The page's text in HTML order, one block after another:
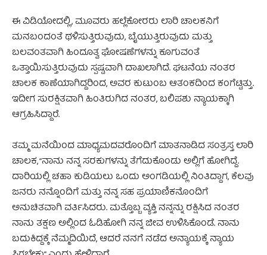
ಈ ವಿಡಿಯೋದಲ್ಲಿ, ಮೂವರು ಹಲ್ಲೆಕೋರರು ಲಾರಿ ಚಾಲಕನಿಗೆ
ಮನಬಂದಂತೆ ಥಳಿಸುತ್ತಿರುವುದು, ಬೈಯುತ್ತಿರುವುದು ಮತ್ತು
ಬಲವಂತವಾಗಿ ಹಿಂದೂತ್ವ ಘೋಷಣೆಗಳನ್ನು ಕೂಗುವಂತೆ
ಒತ್ತಾಯಿಸುತ್ತಿರುವುದು ಸ್ಪಷ್ಟವಾಗಿ ದಾಖಲಾಗಿದೆ. ಘಟನೆಯ ನಂತರ
ಚಾಲಕ ಕಾಣೆಯಾಗಿದ್ದರಿಂದ, ಅವರ ಕುಟುಂಬ ಆತಂಕದಿಂದ ಕಂಗೆಟ್ಟಿತ್ತು.
ಇದೀಗ ಸುರಕ್ಷಿತವಾಗಿ ಹಿಂತಿರುಗಿದ ನಂತರ, ಬಲಿಪಶು ನ್ಯಾಯಕ್ಕಾಗಿ
ಆಗ್ರಹಿಸಿದ್ದಾರೆ.
ತಮ್ಮ ಮನೆಯಿಂದ ಮಾಧ್ಯಮದವರೊಂದಿಗೆ ಮಾತನಾಡಿದ ಸಂತ್ರಸ್ತ ಲಾರಿ
ಚಾಲಕ, “ನಾನು ನನ್ನ ಸರಕುಗಳನ್ನು ತೆಗೆದುಕೊಂಡು ಅಲ್ಲಿಗೆ ಹೋಗಿದ್ದೆ.
ದಾರಿಯಲ್ಲಿ ಚಹಾ ಕುಡಿಯಲು ಒಂದು ಅಂಗಡಿಯಲ್ಲಿ ನಿಂತಿದ್ದಾಗ, ಕೆಲವು
ಜನರು ನನ್ನೊಂದಿಗೆ ಮತ್ತು ನನ್ನ ಸಹ ಪ್ರಯಾಣಿಕನೊಂದಿಗೆ
ಅನುಚಿತವಾಗಿ ವರ್ತಿಸಿದರು. ಮತ್ತೊಬ್ಬ ವ್ಯಕ್ತಿ ನನ್ನನ್ನು ರಕ್ಷಿಸಿದ ನಂತರ
ನಾನು ತಕ್ಷಣ ಅಲ್ಲಿಂದ ಓಡಿಹೋಗಿ ನನ್ನ ಜೀವ ಉಳಿಸಿಕೊಂಡೆ. ನಾನು
ಬದುಕಿದ್ದಕ್ಕೆ ನೆಮ್ಮದಿಯಿದೆ, ಆದರೆ ನನಗೆ ನಡೆದ ಅನ್ಯಾಯಕ್ಕೆ ನ್ಯಾಯ